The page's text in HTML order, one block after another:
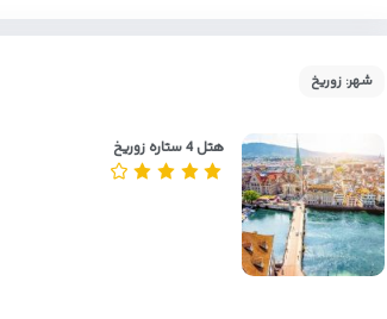
شهر: زوریخ
هتل 4 ستاره زوریخ